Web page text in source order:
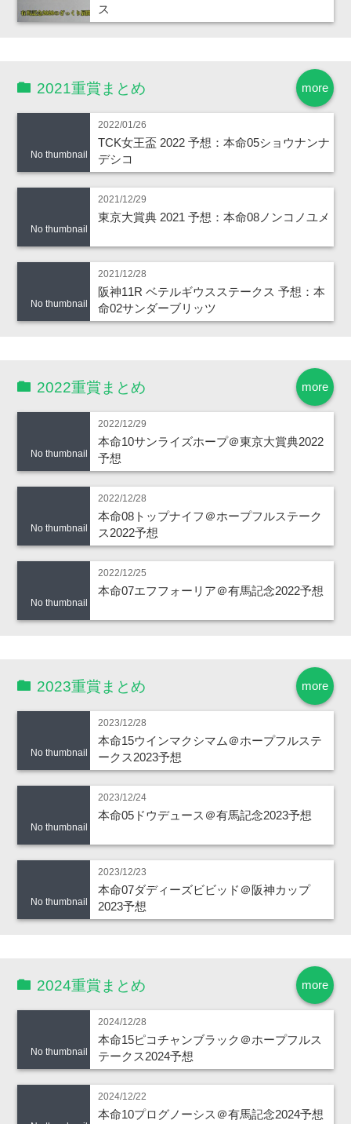
ス
more
2021重賞まとめ
No thumbnail
2022/01/26
TCK女王盃 2022 予想：本命05ショウナンナ
デシコ
No thumbnail
2021/12/29
東京大賞典 2021 予想：本命08ノンコノユメ
No thumbnail
2021/12/28
阪神11R ベテルギウスステークス 予想：本
命02サンダーブリッツ
more
2022重賞まとめ
No thumbnail
2022/12/29
本命10サンライズホープ＠東京大賞典2022
予想
No thumbnail
2022/12/28
本命08トップナイフ＠ホープフルステーク
ス2022予想
No thumbnail
2022/12/25
本命07エフフォーリア＠有馬記念2022予想
more
2023重賞まとめ
No thumbnail
2023/12/28
本命15ウインマクシマム＠ホープフルステ
ークス2023予想
No thumbnail
2023/12/24
本命05ドウデュース＠有馬記念2023予想
No thumbnail
2023/12/23
本命07ダディーズビビッド＠阪神カップ
2023予想
more
2024重賞まとめ
No thumbnail
2024/12/28
本命15ピコチャンブラック＠ホープフルス
テークス2024予想
2024/12/22
本命10プログノーシス＠有馬記念2024予想